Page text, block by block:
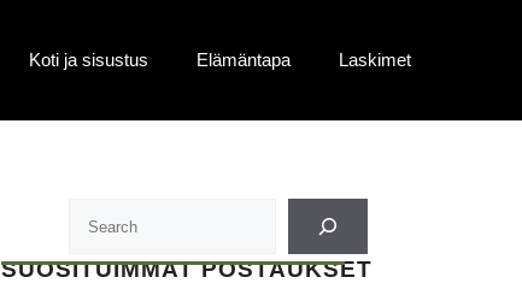
Koti ja sisustus Elämäntapa Laskimet
SUOSITUIMMAT POSTAUKSET